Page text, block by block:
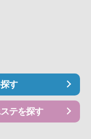
す
テを探す